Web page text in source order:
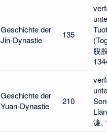
Geschichte der
Jin-Dynastie
135
脫
Geschichte der
Yuan-Dynastie
210
濂,